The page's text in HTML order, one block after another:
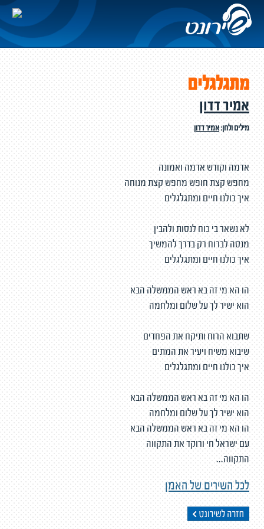
מתגלגלים
אמיר דדון
מילים ולחן:אמיר דדון
אדמה וקודש אדמה ואמונה
מחפש קצת חופש מחפש קצת מנוחה
איך כולנו חיים ומתגלגלים
לא נשאר בי כוח לנסות ולהבין
מנסה לברוח רק בדרך להמשיך
איך כולנו חיים ומתגלגלים
הו הא מי זה בא ראש הממשלה הבא
הוא ישיר לך על שלום ומלחמה
שתבוא הרוח ותיקח את הפחדים
שיבוא משיח ויעיר את המתים
איך כולנו חיים ומתגלגלים
הו הא מי זה בא ראש הממשלה הבא
הוא ישיר לך על שלום ומלחמה
הו הא מי זה בא ראש הממשלה הבא
עם ישראל חי ורוקד את התקווה
התקווה...
לכל השירים של האמן